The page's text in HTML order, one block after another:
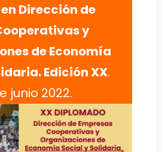
Dirección de
y
de Economía
Edición XX.
junio 2022.